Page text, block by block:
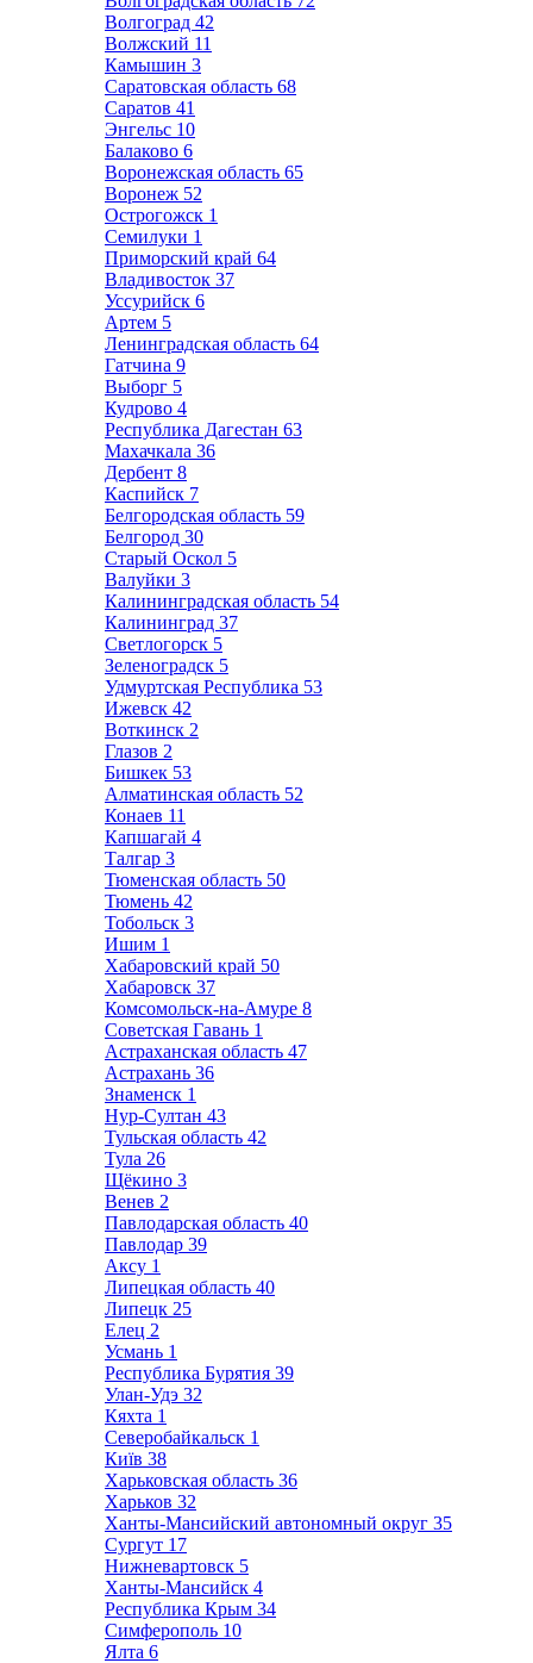
Волгоград 42
Волжский 11
Камышин 3
Саратовская область 68
Саратов 41
Энгельс 10
Балаково 6
Воронежская область 65
Воронеж 52
Острогожск 1
Семилуки 1
Приморский край 64
Владивосток 37
Уссурийск 6
Артем 5
Ленинградская область 64
Гатчина 9
Выборг 5
Кудрово 4
Республика Дагестан 63
Махачкала 36
Дербент 8
Каспийск 7
Белгородская область 59
Белгород 30
Старый Оскол 5
Валуйки 3
Калининградская область 54
Калининград 37
Светлогорск 5
Зеленоградск 5
Удмуртская Республика 53
Ижевск 42
Воткинск 2
Глазов 2
Бишкек 53
Алматинская область 52
Конаев 11
Капшагай 4
Талгар 3
Тюменская область 50
Тюмень 42
Тобольск 3
Ишим 1
Хабаровский край 50
Хабаровск 37
Комсомольск-на-Амуре 8
Советская Гавань 1
Астраханская область 47
Астрахань 36
Знаменск 1
Нур-Султан 43
Тульская область 42
Тула 26
Щёкино 3
Венев 2
Павлодарская область 40
Павлодар 39
Аксу 1
Липецкая область 40
Липецк 25
Елец 2
Усмань 1
Республика Бурятия 39
Улан-Удэ 32
Кяхта 1
Северобайкальск 1
Київ 38
Харьковская область 36
Харьков 32
Ханты-Мансийский автономный округ 35
Сургут 17
Нижневартовск 5
Ханты-Мансийск 4
Республика Крым 34
Симферополь 10
Ялта 6